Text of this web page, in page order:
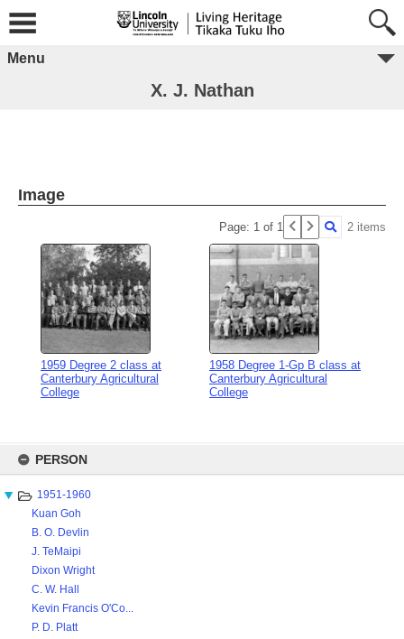
content
PERSON
1951-1960
Kuan Goh
B. O. Devlin
J. TeMaipi
Dixon Wright
C. W. Hall
Kevin Francis O'Co...
P. D. Platt
Menu
X. J. Nathan
Image
Page: 1 of 1 2 items
1959 Degree 2 class at
Canterbury Agricultural
College
1958 Degree 1-Gp B class at
Canterbury Agricultural
College